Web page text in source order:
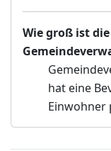
Wie groß ist
hat eine
Einwohner